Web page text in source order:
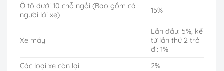
Ô tô dưới 10 chỗ ngồi (Bao gồm cả
người lái xe)
15%
Xe máy
Lần đầu: 5%, kể
từ lần thứ 2 trở
đi: 1%
Các loại xe còn lại
2%